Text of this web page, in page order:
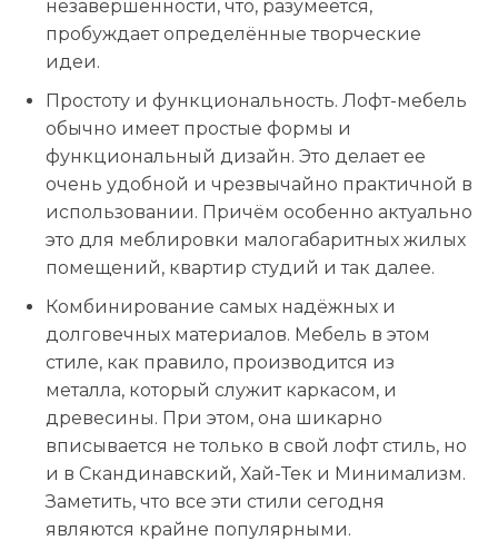
незавершённости, что, разумеется,
пробуждает определённые творческие
идеи.
Простоту и функциональность. Лофт-мебель
обычно имеет простые формы и
функциональный дизайн. Это делает ее
очень удобной и чрезвычайно практичной в
использовании. Причём особенно актуально
это для меблировки малогабаритных жилых
помещений, квартир студий и так далее.
Комбинирование самых надёжных и
долговечных материалов. Мебель в этом
стиле, как правило, производится из
металла, который служит каркасом, и
древесины. При этом, она шикарно
вписывается не только в свой лофт стиль, но
и в Скандинавский, Хай-Тек и Минимализм.
Заметить, что все эти стили сегодня
являются крайне популярными.